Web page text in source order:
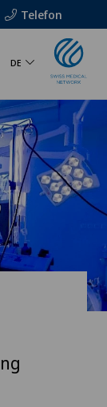
Telefon
DE